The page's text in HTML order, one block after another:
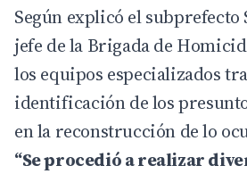
Según explicó el
jefe de la Brigada de
los equipos especializados
identificación de los
en la reconstrucción de lo
“Se procedió a realizar